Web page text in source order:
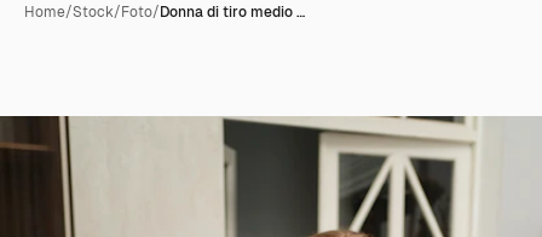
Home/Stock/Foto/Donna di tiro medio …